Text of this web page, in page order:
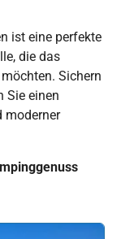
ist eine perfekte
die das
Sichern
Sie einen
moderner